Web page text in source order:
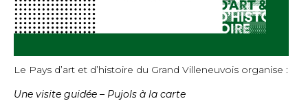
Le Pays d’art et d’histoire du Grand Villeneuvois organise :
Une visite guidée – Pujols à la carte